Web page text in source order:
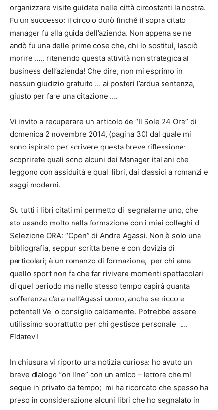
organizzare visite guidate nelle città circostanti la nostra.
Fu un successo: il circolo durò finché il sopra citato
manager fu alla guida dell’azienda. Non appena se ne
andò fu una delle prime cose che, chi lo sostituì, lasciò
morire ….. ritenendo questa attività non strategica al
business dell’azienda! Che dire, non mi esprimo in
nessun giudizio gratuito … ai posteri l’ardua sentenza,
giusto per fare una citazione ….
Vi invito a recuperare un articolo de “Il Sole 24 Ore” di
domenica 2 novembre 2014, (pagina 30) dal quale mi
sono ispirato per scrivere questa breve riflessione:
scoprirete quali sono alcuni dei Manager italiani che
leggono con assiduità e quali libri, dai classici a romanzi e
saggi moderni.
Su tutti i libri citati mi permetto di segnalarne uno, che
sto usando molto nella formazione con i miei colleghi di
Selezione ORA: “Open” di Andre Agassi. Non è solo una
bibliografia, seppur scritta bene e con dovizia di
particolari; è un romanzo di formazione, per chi ama
quello sport non fa che far rivivere momenti spettacolari
di quel periodo ma nello stesso tempo capirà quanta
sofferenza c’era nell’Agassi uomo, anche se ricco e
potente!! Ve lo consiglio caldamente. Potrebbe essere
utilissimo soprattutto per chi gestisce personale ….
Fidatevi!
In chiusura vi riporto una notizia curiosa: ho avuto un
breve dialogo “on line” con un amico – lettore che mi
segue in privato da tempo; mi ha ricordato che spesso ha
preso in considerazione alcuni libri che ho segnalato in